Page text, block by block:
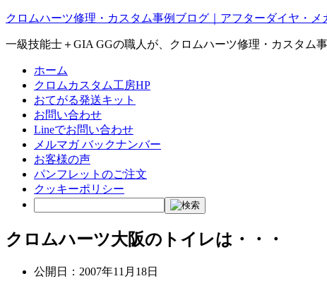
クロムハーツ修理・カスタム事例ブログ｜アフターダイヤ・メ
一級技能士＋GIA GGの職人が、クロムハーツ修理・カスタム
ホーム
クロムカスタム工房HP
おてがる発送キット
お問い合わせ
Lineでお問い合わせ
メルマガ バックナンバー
お客様の声
パンフレットのご注文
クッキーポリシー
クロムハーツ大阪のトイレは・・・
公開日： 2007年11月18日